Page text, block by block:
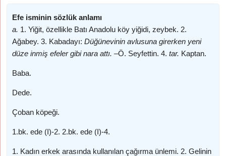
Efe isminin sözlük anlamı
a. 1. Yiğit, özellikle Batı Anadolu köy yiğidi, zeybek. 2.
Ağabey. 3. Kabadayı: Düğünevinin avlusuna girerken yeni
düze inmiş efeler gibi nara attı. –Ö. Seyfettin. 4.tar. Kaptan.
Baba.
Dede.
Çoban köpeği.
1.bk. ede (I)-2. 2.bk. ede (I)-4.
1. Kadın erkek arasında kullanılan çağırma ünlemi. 2. Gelinin